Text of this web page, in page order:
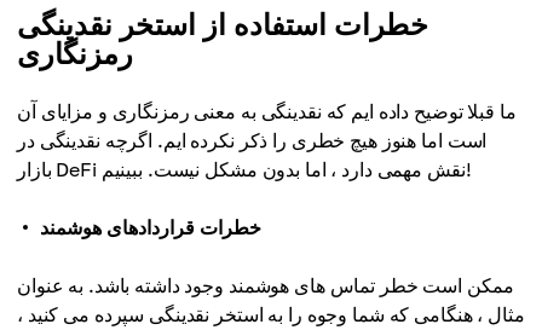
خطرات استفاده از استخر نقدینگی
رمزنگاری
ما قبلا توضیح داده ایم که نقدینگی به معنی رمزنگاری و مزایای آن
است اما هنوز هیچ خطری را ذکر نکرده ایم. اگرچه نقدینگی در
بازار DeFi نقش مهمی دارد ، اما بدون مشکل نیست. ببینیم!
خطرات قراردادهای هوشمند
ممکن است خطر تماس های هوشمند وجود داشته باشد. به عنوان
مثال ، هنگامی که شما وجوه را به استخر نقدینگی سپرده می کنید ،